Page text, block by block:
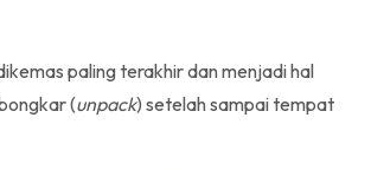
paling terakhir dan menjadi hal
(unpack) setelah sampai tempat